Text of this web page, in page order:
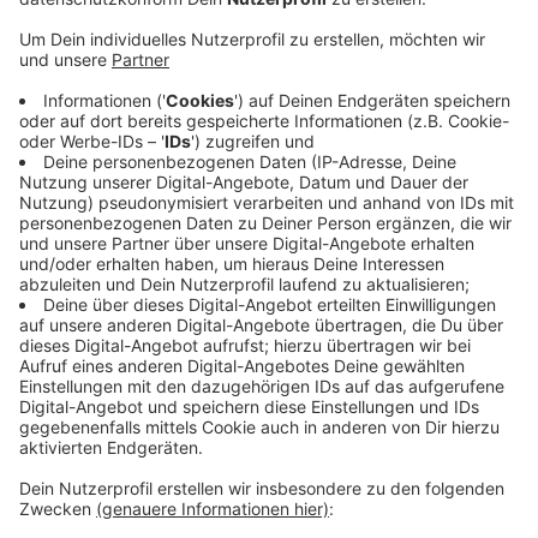
Region: Die Macher sind mit der siebten Auflage der
TalentTage hoch zufrieden. Trotz der coronabedingt
schwierigen Umstände hätten sie ein starkes Zeichen
für die Nachwuchsförderung in der Region gesetzt,
heißt es.
Ein Viertel der gut 200 Veranstaltungen sind im
Ennepe-Ruhr-Kreis gelaufen.Die Schüler konnten
sich online oder vor Ort an den verschiedensten
Themen ausprobieren. Da ging es unter anderem um
Ökologie beim grünen Klassenzimmer oder um
Wasserstoff für Energiewende und Elektromobilität.
Das TalentMobil und der TalentParcours sind noch bis
zum Jahresende an Schulen zu Gast.
Anzeige